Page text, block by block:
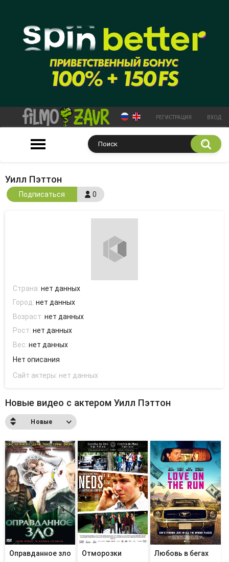
РЕГИСТРАЦИЯ ВХОД
Уилл Пэттон
0
Подписаться
Страна:нет данных
Город:нет данных
Возраст:нет данных
Рост:нет данных
Вес:нет данных
Нет описания
Сайт актеры: нет данных
Новые видео с актером Уилл Пэттон
Новые
Оправданное зло Отморозки Любовь в бегах